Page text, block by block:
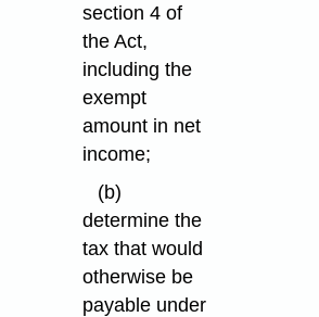
section 4 of
the Act,
including the
exempt
amount in net
income;
(b)
determine the
tax that would
otherwise be
payable under